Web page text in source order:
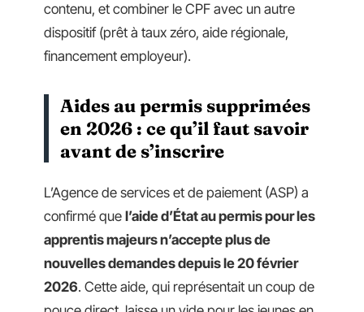
contenu, et combiner le CPF avec un autre
dispositif (prêt à taux zéro, aide régionale,
financement employeur).
Aides au permis supprimées
en 2026 : ce qu’il faut savoir
avant de s’inscrire
L’Agence de services et de paiement (ASP) a
confirmé que l’aide d’État au permis pour les
apprentis majeurs n’accepte plus de
nouvelles demandes depuis le 20 février
2026. Cette aide, qui représentait un coup de